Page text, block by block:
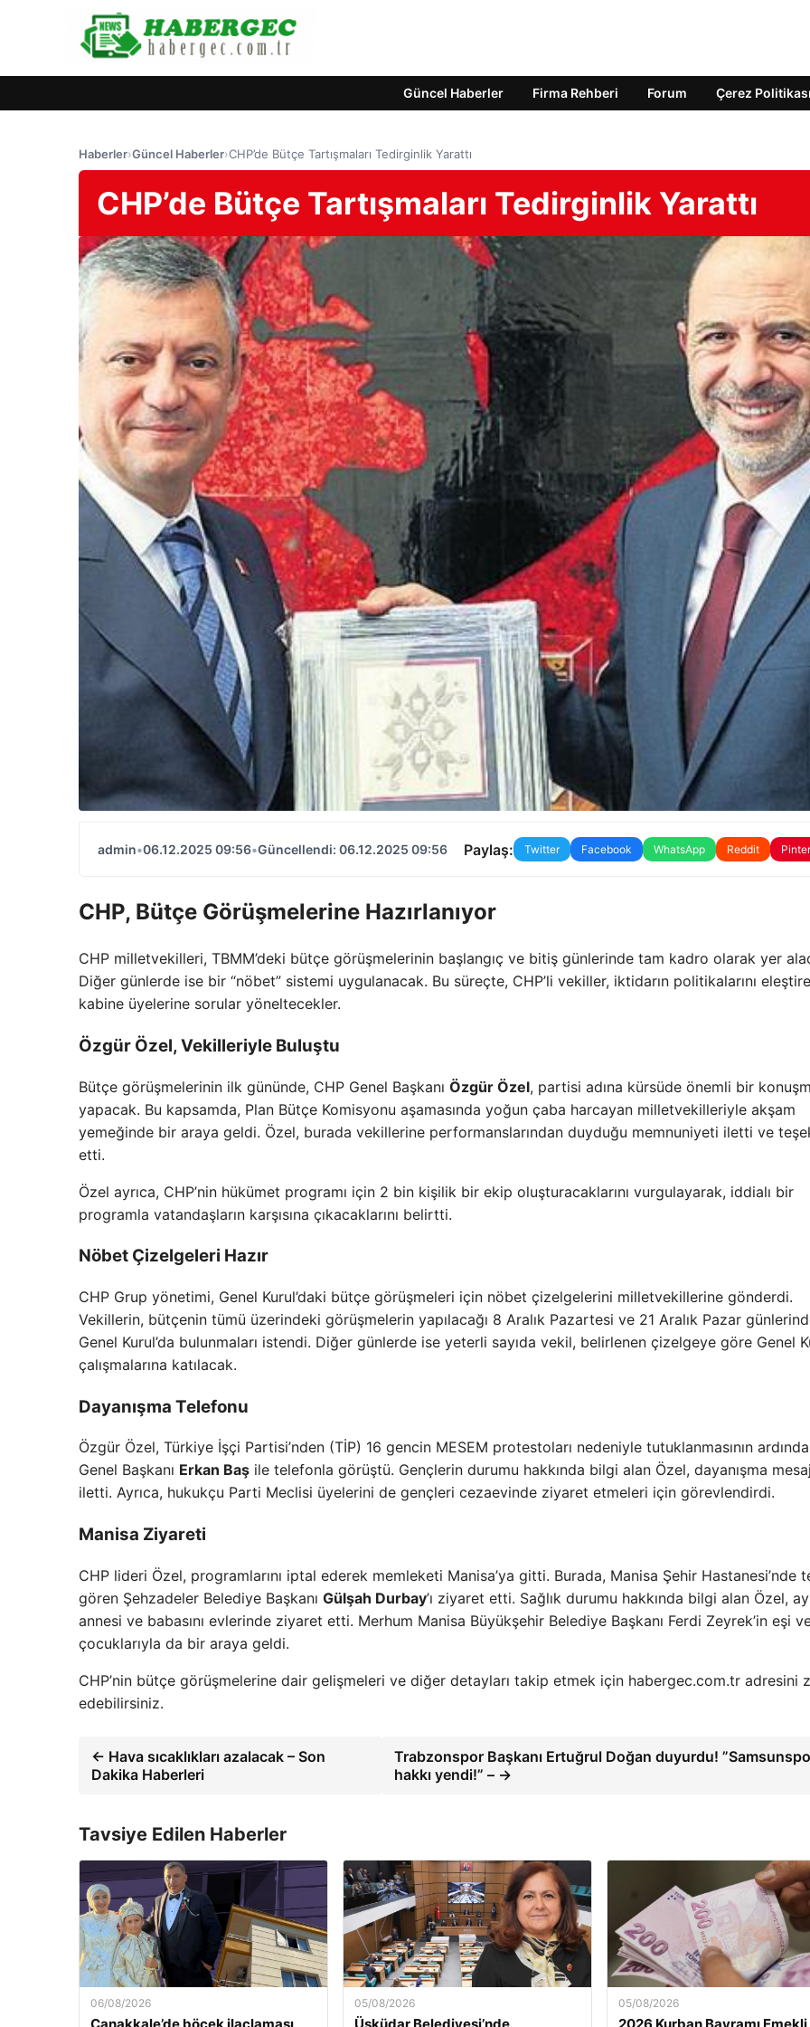
Güncel Haberler Firma Rehberi Forum Çerez Politikası
Haberler›Güncel Haberler›CHP’de Bütçe Tartışmaları Tedirginlik Yarattı
CHP’de Bütçe Tartışmaları Tedirginlik Yarattı
admin•06.12.2025 09:56•Güncellendi: 06.12.2025 09:56 Paylaş: Twitter Facebook WhatsApp Reddit
CHP, Bütçe Görüşmelerine Hazırlanıyor
CHP milletvekilleri, TBMM’deki bütçe görüşmelerinin başlangıç ve bitiş günlerinde tam kadro olarak yer
Diğer günlerde ise bir “nöbet” sistemi uygulanacak. Bu süreçte, CHP’li vekiller, iktidarın politikalarını
kabine üyelerine sorular yöneltecekler.
Özgür Özel, Vekilleriyle Buluştu
Bütçe görüşmelerinin ilk gününde, CHP Genel Başkanı Özgür Özel, partisi adına kürsüde önemli bir
yapacak. Bu kapsamda, Plan Bütçe Komisyonu aşamasında yoğun çaba harcayan milletvekilleriyle akşam
yemeğinde bir araya geldi. Özel, burada vekillerine performanslarından duyduğu memnuniyeti iletti ve
etti.
Özel ayrıca, CHP’nin hükümet programı için 2 bin kişilik bir ekip oluşturacaklarını vurgulayarak, iddialı bir
programla vatandaşların karşısına çıkacaklarını belirtti.
Nöbet Çizelgeleri Hazır
CHP Grup yönetimi, Genel Kurul’daki bütçe görüşmeleri için nöbet çizelgelerini milletvekillerine gönderdi.
Vekillerin, bütçenin tümü üzerindeki görüşmelerin yapılacağı 8 Aralık Pazartesi ve 21 Aralık Pazar
Genel Kurul’da bulunmaları istendi. Diğer günlerde ise yeterli sayıda vekil, belirlenen çizelgeye göre Genel
çalışmalarına katılacak.
Dayanışma Telefonu
Özgür Özel, Türkiye İşçi Partisi’nden (TİP) 16 gencin MESEM protestoları nedeniyle tutuklanmasının
Genel Başkanı Erkan Baş ile telefonla görüştü. Gençlerin durumu hakkında bilgi alan Özel, dayanışma
iletti. Ayrıca, hukukçu Parti Meclisi üyelerini de gençleri cezaevinde ziyaret etmeleri için görevlendirdi.
Manisa Ziyareti
CHP lideri Özel, programlarını iptal ederek memleketi Manisa’ya gitti. Burada, Manisa Şehir Hastanesi’nde
gören Şehzadeler Belediye Başkanı Gülşah Durbay’ı ziyaret etti. Sağlık durumu hakkında bilgi alan Özel,
annesi ve babasını evlerinde ziyaret etti. Merhum Manisa Büyükşehir Belediye Başkanı Ferdi Zeyrek’in eşi
çocuklarıyla da bir araya geldi.
CHP’nin bütçe görüşmelerine dair gelişmeleri ve diğer detayları takip etmek için habergec.com.tr adresini
edebilirsiniz.
← Hava sıcaklıkları azalacak – Son
Dakika Haberleri
Trabzonspor Başkanı Ertuğrul Doğan duyurdu!
hakkı yendi!” – →
Tavsiye Edilen Haberler
06/08/2026 05/08/2026 05/08/2026